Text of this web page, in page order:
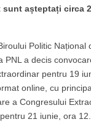
sunt așteptați circa
Politic Național
PNL a decis
pentru 19
online, cu
a Congresului
21 iunie, ora